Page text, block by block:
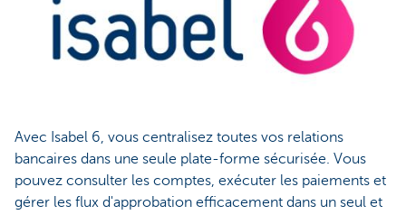
Avec Isabel 6, vous centralisez toutes vos relations
bancaires dans une seule plate-forme sécurisée. Vous
pouvez consulter les comptes, exécuter les paiements et
gérer les flux d'approbation efficacement dans un seul et